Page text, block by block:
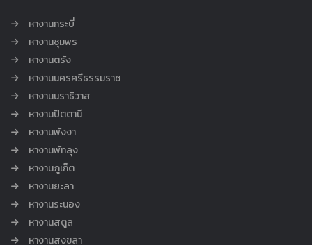
หางานกระบี่
หางานชุมพร
หางานตรัง
หางานนครศรีธรรมราช
หางานนราธิวาส
หางานปัตตานี
หางานพังงา
หางานพัทลุง
หางานภูเก็ต
หางานยะลา
หางานระนอง
หางานสตูล
หางานสงขลา